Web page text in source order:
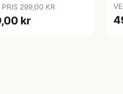
PRIS 299,00 KR
kr